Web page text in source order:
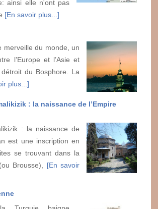
ainsi elle n'ont pas
[En savoir plus...]
merveille du monde, un
l’Europe et l’Asie et
du Bosphore. La
plus...]
: la naissance de l’Empire
: la naissance de
est une inscription en
se trouvant dans la
Brousse), [En savoir